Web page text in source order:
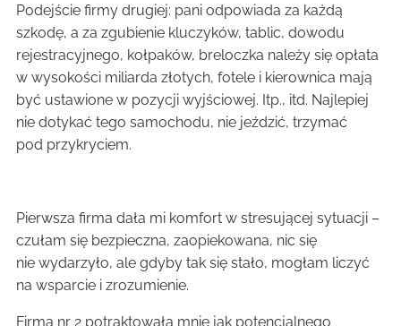
Podejście firmy drugiej: pani odpowiada za każdą
szkodę, a za zgubienie kluczyków, tablic, dowodu
rejestracyjnego, kołpaków, breloczka należy się opłata
w wysokości miliarda złotych, fotele i kierownica mają
być ustawione w pozycji wyjściowej. Itp., itd. Najlepiej
nie dotykać tego samochodu, nie jeździć, trzymać
pod przykryciem.
Pierwsza firma dała mi komfort w stresującej sytuacji –
czułam się bezpieczna, zaopiekowana, nic się
nie wydarzyło, ale gdyby tak się stało, mogłam liczyć
na wsparcie i zrozumienie.
Firma nr 2 potraktowała mnie jak potencjalnego